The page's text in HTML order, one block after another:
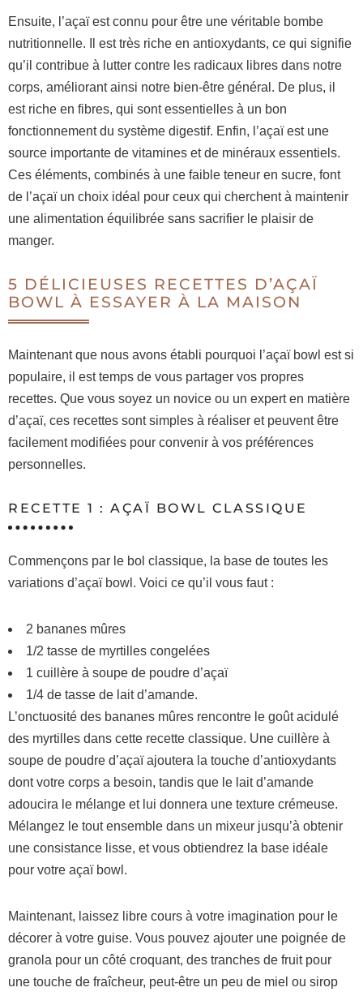
Ensuite, l’açaï est connu pour être une véritable bombe
nutritionnelle. Il est très riche en antioxydants, ce qui signifie
qu’il contribue à lutter contre les radicaux libres dans notre
corps, améliorant ainsi notre bien-être général. De plus, il
est riche en fibres, qui sont essentielles à un bon
fonctionnement du système digestif. Enfin, l’açaï est une
source importante de vitamines et de minéraux essentiels.
Ces éléments, combinés à une faible teneur en sucre, font
de l’açaï un choix idéal pour ceux qui cherchent à maintenir
une alimentation équilibrée sans sacrifier le plaisir de
manger.
5 DÉLICIEUSES RECETTES D’AÇAÏ
BOWL À ESSAYER À LA MAISON
Maintenant que nous avons établi pourquoi l’açaï bowl est si
populaire, il est temps de vous partager vos propres
recettes. Que vous soyez un novice ou un expert en matière
d’açaï, ces recettes sont simples à réaliser et peuvent être
facilement modifiées pour convenir à vos préférences
personnelles.
RECETTE 1 : AÇAÏ BOWL CLASSIQUE
Commençons par le bol classique, la base de toutes les
variations d’açaï bowl. Voici ce qu’il vous faut :
2 bananes mûres
1/2 tasse de myrtilles congelées
1 cuillère à soupe de poudre d’açaï
1/4 de tasse de lait d’amande.
L’onctuosité des bananes mûres rencontre le goût acidulé
des myrtilles dans cette recette classique. Une cuillère à
soupe de poudre d’açaï ajoutera la touche d’antioxydants
dont votre corps a besoin, tandis que le lait d’amande
adoucira le mélange et lui donnera une texture crémeuse.
Mélangez le tout ensemble dans un mixeur jusqu’à obtenir
une consistance lisse, et vous obtiendrez la base idéale
pour votre açaï bowl.
Maintenant, laissez libre cours à votre imagination pour le
décorer à votre guise. Vous pouvez ajouter une poignée de
granola pour un côté croquant, des tranches de fruit pour
une touche de fraîcheur, peut-être un peu de miel ou sirop